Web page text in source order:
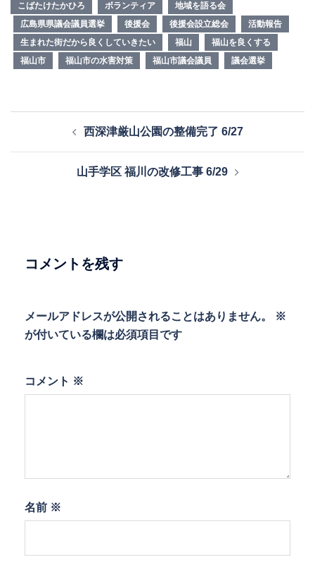
こばたけたかひろ ボランティア
地域を語る会
広島県県議会議員選挙
後援会 後援会設立総会
活動報告
生まれた街だから良くしていきたい
福山
福山を良くする
福山市
福山市の水害対策 福山市議会議員 議会選挙
ョ
西深津厳山公園の整備完了 6/27
山手学区 福川の改修工事 6/29
コメントを残す
メールアドレスが公開されることはありません。
※
が付いている欄は必須項目です
コメント ※
名前 ※